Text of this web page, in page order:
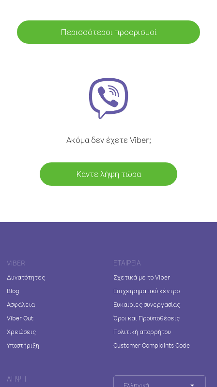
Περισσότεροι προορισμοί
Ακόμα δεν έχετε Viber;
Κάντε λήψη τώρα
VIBER
Δυνατότητες
Blog
Ασφάλεια
Viber Out
Χρεώσεις
Υποστήριξη
ΕΤΑΙΡΕΊΑ
Σχετικά με το Viber
Επιχειρηματικό κέντρο
Ευκαιρίες συνεργασίας
Όροι και Προϋποθέσεις
Πολιτική απορρήτου
Customer Complaints Code
ΛΉΨΗ
Ελληνικά